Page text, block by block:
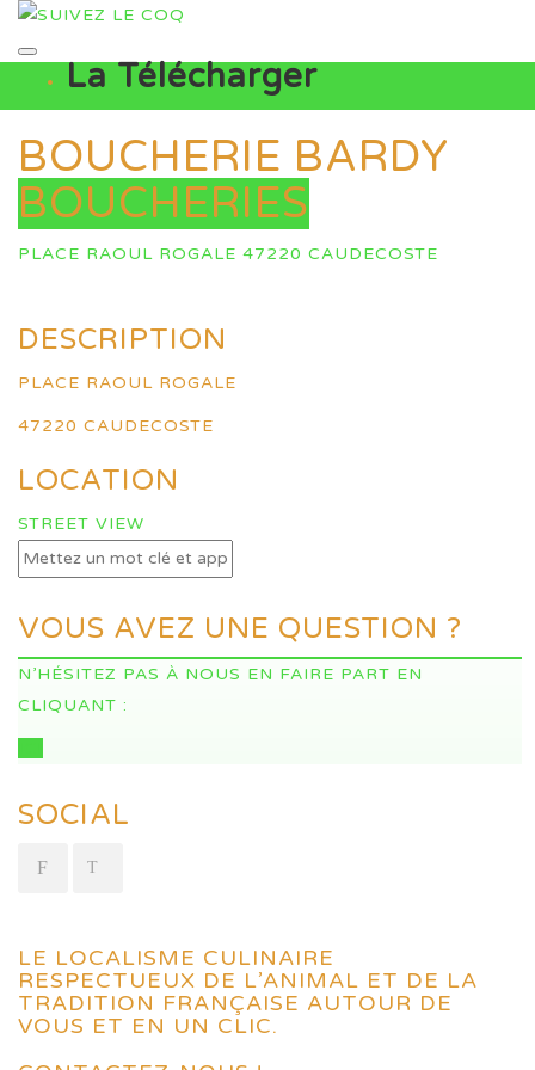
La Télécharger
BOUCHERIE BARDY
BOUCHERIES
PLACE RAOUL ROGALE 47220 CAUDECOSTE
DESCRIPTION
PLACE RAOUL ROGALE
47220 CAUDECOSTE
LOCATION
STREET VIEW
VOUS AVEZ UNE QUESTION ?
N’HÉSITEZ PAS À NOUS EN FAIRE PART EN
CLIQUANT :
SOCIAL
LE LOCALISME CULINAIRE
RESPECTUEUX DE L’ANIMAL ET DE LA
TRADITION FRANÇAISE AUTOUR DE
VOUS ET EN UN CLIC.